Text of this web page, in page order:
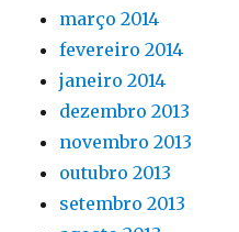
março 2014
fevereiro 2014
janeiro 2014
dezembro 2013
novembro 2013
outubro 2013
setembro 2013